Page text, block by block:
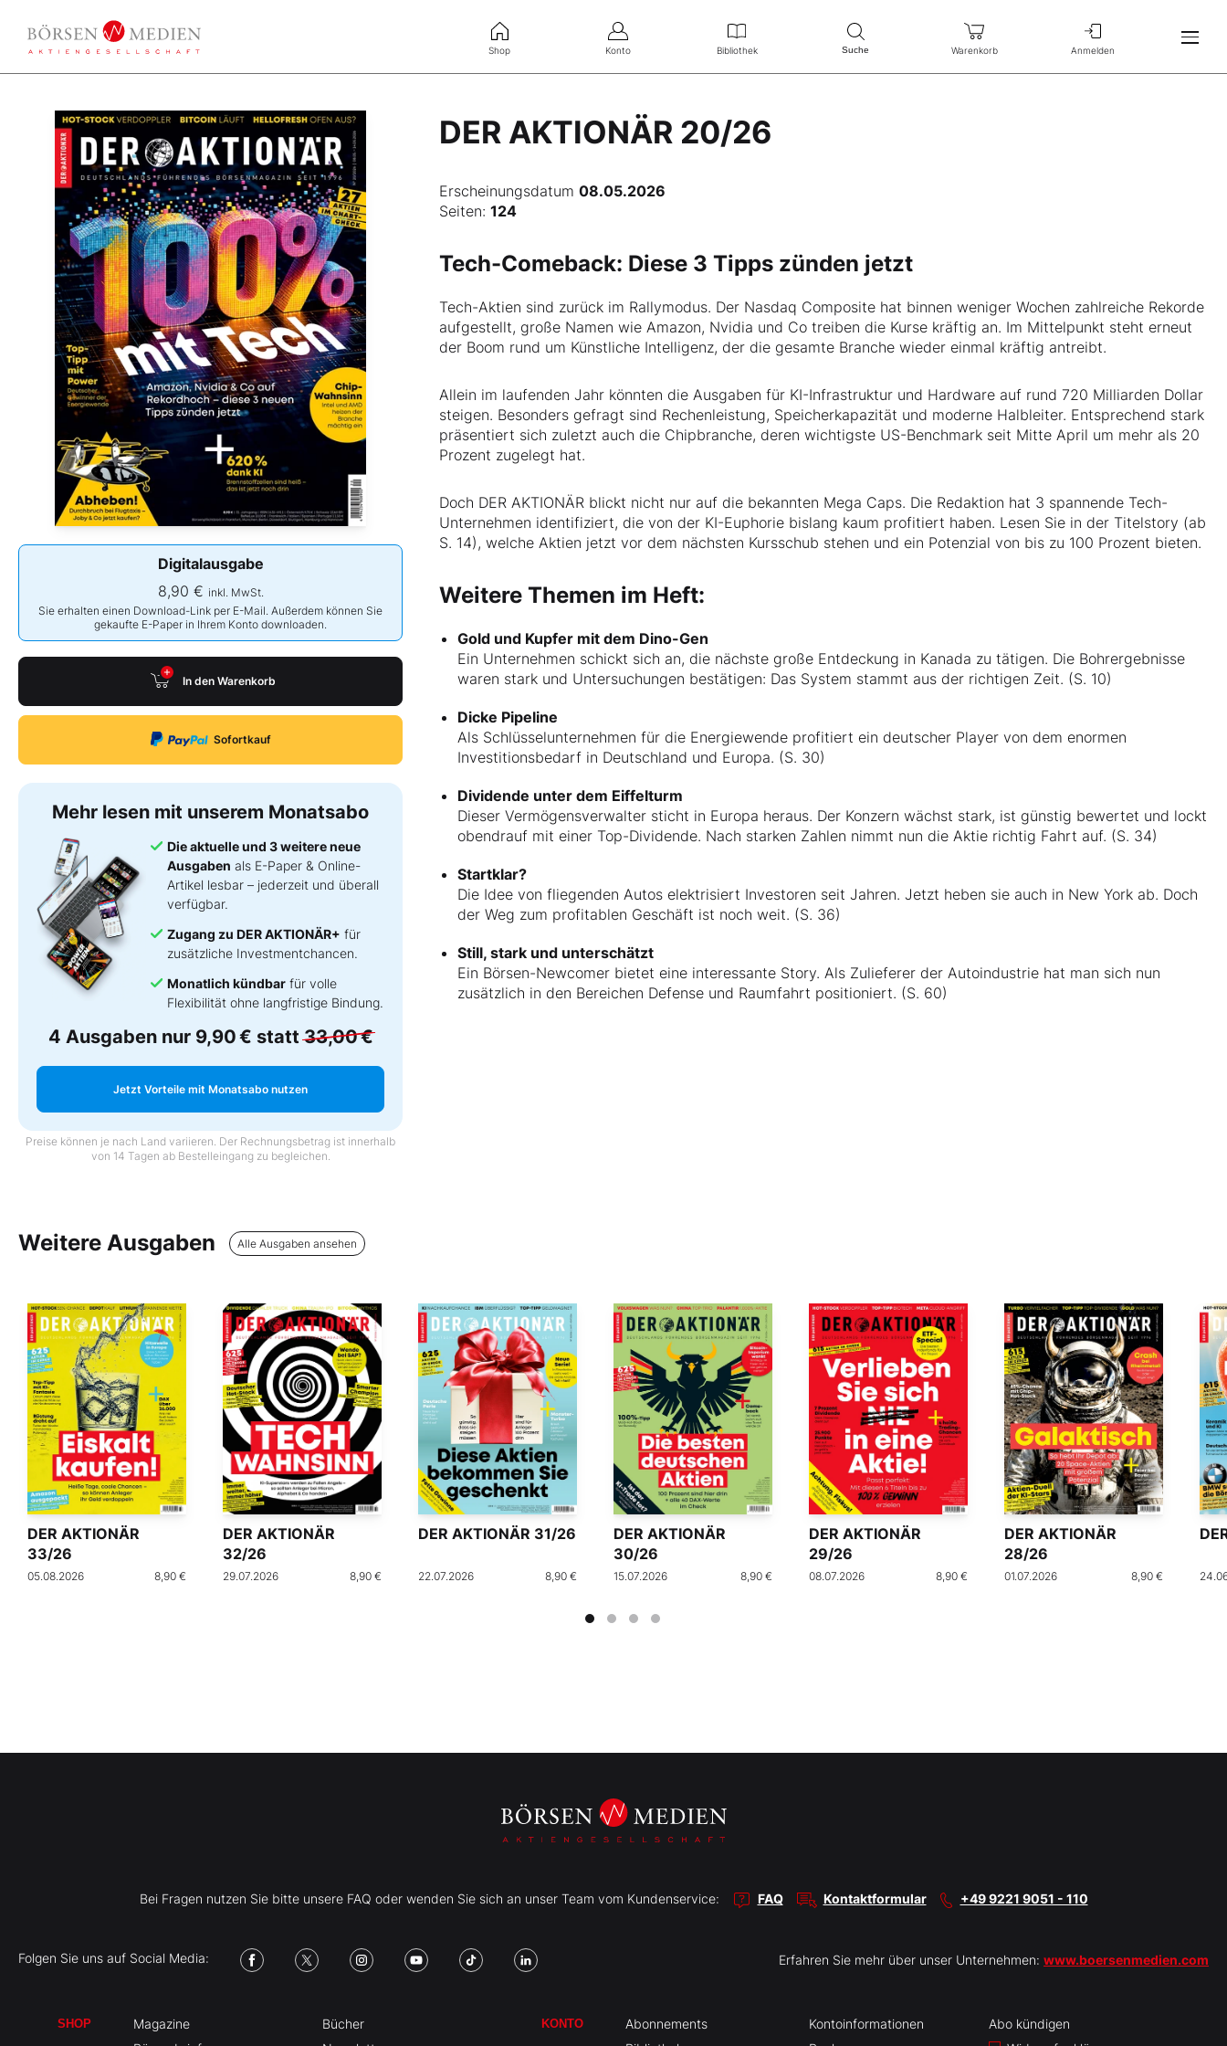
Shop Konto Bibliothek Suche Warenkorb Anmelden
DER AKTIONÄR 20/26
Erscheinungsdatum08.05.2026
Digitalausgabe
8,90 € inkl. MwSt.
Sie erhalten einen Download-Link per E-Mail. Außerdem können Sie
gekaufte E-Paper in Ihrem Konto downloaden.
In den Warenkorb
Sofortkauf
Mehr lesen mit unserem Monatsabo
Die aktuelle und 3 weitere neue
Ausgaben als E-Paper & Online-
Artikel lesbar – jederzeit und überall
verfügbar.
Zugang zu DER AKTIONÄR+ für
zusätzliche Investmentchancen.
Monatlich kündbar für volle
Flexibilität ohne langfristige Bindung.
4 Ausgaben nur 9,90 € statt33,00 €
Jetzt Vorteile mit Monatsabo nutzen
Preise können je nach Land variieren. Der Rechnungsbetrag ist innerhalb
von 14 Tagen ab Bestelleingang zu begleichen.
Seiten:124
Tech-Comeback: Diese 3 Tipps zünden jetzt
Tech-Aktien sind zurück im Rallymodus. Der Nasdaq Composite hat binnen weniger Wochen zahlreiche Rekorde
aufgestellt, große Namen wie Amazon, Nvidia und Co treiben die Kurse kräftig an. Im Mittelpunkt steht erneut
der Boom rund um Künstliche Intelligenz, der die gesamte Branche wieder einmal kräftig antreibt.
Allein im laufenden Jahr könnten die Ausgaben für KI-Infrastruktur und Hardware auf rund 720 Milliarden Dollar
steigen. Besonders gefragt sind Rechenleistung, Speicherkapazität und moderne Halbleiter. Entsprechend stark
präsentiert sich zuletzt auch die Chipbranche, deren wichtigste US-Benchmark seit Mitte April um mehr als 20
Prozent zugelegt hat.
Doch DER AKTIONÄR blickt nicht nur auf die bekannten Mega Caps. Die Redaktion hat 3 spannende Tech-
Unternehmen identifiziert, die von der KI-Euphorie bislang kaum profitiert haben. Lesen Sie in der Titelstory (ab
S. 14), welche Aktien jetzt vor dem nächsten Kursschub stehen und ein Potenzial von bis zu 100 Prozent bieten.
Weitere Themen im Heft:
Gold und Kupfer mit dem Dino-Gen
Ein Unternehmen schickt sich an, die nächste große Entdeckung in Kanada zu tätigen. Die Bohrergebnisse
waren stark und Untersuchungen bestätigen: Das System stammt aus der richtigen Zeit. (S. 10)
Dicke Pipeline
Als Schlüsselunternehmen für die Energiewende profitiert ein deutscher Player von dem enormen
Investitionsbedarf in Deutschland und Europa. (S. 30)
Dividende unter dem Eiffelturm
Dieser Vermögensverwalter sticht in Europa heraus. Der Konzern wächst stark, ist günstig bewertet und lockt
obendrauf mit einer Top-Dividende. Nach starken Zahlen nimmt nun die Aktie richtig Fahrt auf. (S. 34)
Startklar?
Die Idee von fliegenden Autos elektrisiert Investoren seit Jahren. Jetzt heben sie auch in New York ab. Doch
der Weg zum profitablen Geschäft ist noch weit. (S. 36)
Still, stark und unterschätzt
Ein Börsen-Newcomer bietet eine interessante Story. Als Zulieferer der Autoindustrie hat man sich nun
zusätzlich in den Bereichen Defense und Raumfahrt positioniert. (S. 60)
Weitere Ausgaben Alle Ausgaben ansehen
DER AKTIONÄR
33/26
05.08.2026 8,90 €
DER AKTIONÄR
32/26
29.07.2026 8,90 €
DER AKTIONÄR 31/26
22.07.2026 8,90 €
DER AKTIONÄR
30/26
15.07.2026 8,90 €
DER AKTIONÄR
29/26
08.07.2026 8,90 €
DER AKTIONÄR
28/26
01.07.2026 8,90 €
Bei Fragen nutzen Sie bitte unsere FAQ oder wenden Sie sich an unser Team vom Kundenservice: FAQ Kontaktformular +49 9221 9051 - 110
Folgen Sie uns auf Social Media: Erfahren Sie mehr über unser Unternehmen: www.boersenmedien.com
SHOP
Magazine
Bücher
KONTO
Abonnements
Kontoinformationen
Abo kündigen